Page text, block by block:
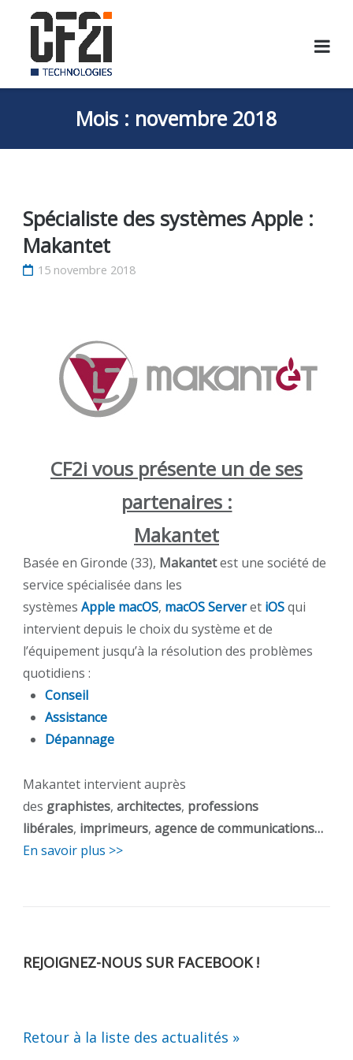
content
Mois : novembre 2018
Spécialiste des systèmes Apple :
Makantet
15 novembre 2018
CF2i vous présente un de ses
partenaires :
Makantet
Basée en Gironde (33), Makantetest une société de
service spécialisée dans les
systèmes Apple macOS, macOS Serveret iOSqui
intervient depuis le choix du système et de
l’équipement jusqu’à la résolution des problèmes
quotidiens :
Conseil
Assistance
Dépannage
Makantet intervient auprès
des graphistes, architectes, professions
libérales, imprimeurs, agence de communications…
En savoir plus >>
REJOIGNEZ-NOUS SUR FACEBOOK !
Retour à la liste des actualités »